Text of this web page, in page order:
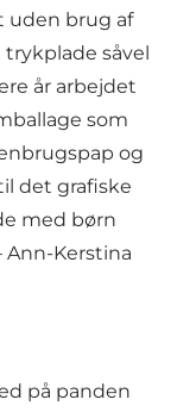
uden brug af
såvel
år arbejdet
som
og
det grafiske
med børn
Ann-Kerstina
på panden